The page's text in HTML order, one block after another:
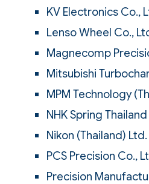
KV Electronics Co.,
Lenso Wheel Co.,
Magnecomp
Mitsubishi
MPM Technology
NHK Spring
Nikon (Thailand) Ltd.
PCS Precision Co.,
Precision